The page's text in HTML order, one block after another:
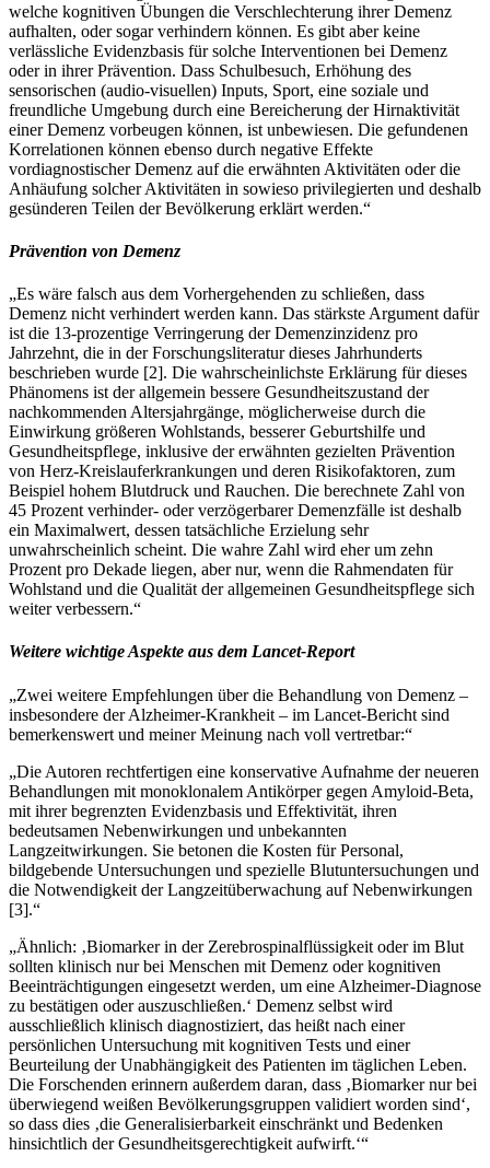
welche kognitiven Übungen die Verschlechterung ihrer Demenz
aufhalten, oder sogar verhindern können. Es gibt aber keine
verlässliche Evidenzbasis für solche Interventionen bei Demenz
oder in ihrer Prävention. Dass Schulbesuch, Erhöhung des
sensorischen (audio-visuellen) Inputs, Sport, eine soziale und
freundliche Umgebung durch eine Bereicherung der Hirnaktivität
einer Demenz vorbeugen können, ist unbewiesen. Die gefundenen
Korrelationen können ebenso durch negative Effekte
vordiagnostischer Demenz auf die erwähnten Aktivitäten oder die
Anhäufung solcher Aktivitäten in sowieso privilegierten und deshalb
gesünderen Teilen der Bevölkerung erklärt werden.“
Prävention von Demenz
„Es wäre falsch aus dem Vorhergehenden zu schließen, dass
Demenz nicht verhindert werden kann. Das stärkste Argument dafür
ist die 13-prozentige Verringerung der Demenzinzidenz pro
Jahrzehnt, die in der Forschungsliteratur dieses Jahrhunderts
beschrieben wurde [2]. Die wahrscheinlichste Erklärung für dieses
Phänomens ist der allgemein bessere Gesundheitszustand der
nachkommenden Altersjahrgänge, möglicherweise durch die
Einwirkung größeren Wohlstands, besserer Geburtshilfe und
Gesundheitspflege, inklusive der erwähnten gezielten Prävention
von Herz-Kreislauferkrankungen und deren Risikofaktoren, zum
Beispiel hohem Blutdruck und Rauchen. Die berechnete Zahl von
45 Prozent verhinder- oder verzögerbarer Demenzfälle ist deshalb
ein Maximalwert, dessen tatsächliche Erzielung sehr
unwahrscheinlich scheint. Die wahre Zahl wird eher um zehn
Prozent pro Dekade liegen, aber nur, wenn die Rahmendaten für
Wohlstand und die Qualität der allgemeinen Gesundheitspflege sich
weiter verbessern.“
Weitere wichtige Aspekte aus dem Lancet-Report
„Zwei weitere Empfehlungen über die Behandlung von Demenz –
insbesondere der Alzheimer-Krankheit – im Lancet-Bericht sind
bemerkenswert und meiner Meinung nach voll vertretbar:“
„Die Autoren rechtfertigen eine konservative Aufnahme der neueren
Behandlungen mit monoklonalem Antikörper gegen Amyloid-Beta,
mit ihrer begrenzten Evidenzbasis und Effektivität, ihren
bedeutsamen Nebenwirkungen und unbekannten
Langzeitwirkungen. Sie betonen die Kosten für Personal,
bildgebende Untersuchungen und spezielle Blutuntersuchungen und
die Notwendigkeit der Langzeitüberwachung auf Nebenwirkungen
[3].“
„Ähnlich: ‚Biomarker in der Zerebrospinalflüssigkeit oder im Blut
sollten klinisch nur bei Menschen mit Demenz oder kognitiven
Beeinträchtigungen eingesetzt werden, um eine Alzheimer-Diagnose
zu bestätigen oder auszuschließen.‘ Demenz selbst wird
ausschließlich klinisch diagnostiziert, das heißt nach einer
persönlichen Untersuchung mit kognitiven Tests und einer
Beurteilung der Unabhängigkeit des Patienten im täglichen Leben.
Die Forschenden erinnern außerdem daran, dass ‚Biomarker nur bei
überwiegend weißen Bevölkerungsgruppen validiert worden sind‘,
so dass dies ‚die Generalisierbarkeit einschränkt und Bedenken
hinsichtlich der Gesundheitsgerechtigkeit aufwirft.‘“